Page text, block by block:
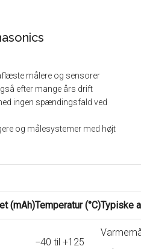
målere og sensorer
efter mange års drift
ingen spændingsfald ved
og målesystemer med højt
(mAh)Temperatur (°C)Typiske
−40 til +125